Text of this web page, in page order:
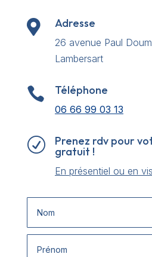
 Adresse
26 avenue Paul
Lambersart
 Téléphone
06 66 99 03 13
R Prenez rdv pour
gratuit !
En présentiel ou en